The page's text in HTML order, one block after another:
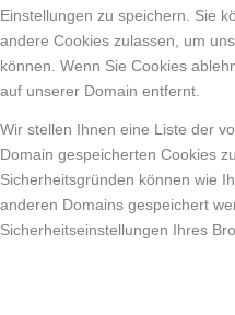
Einstellungen zu speichern. Sie
andere Cookies zulassen, um
können. Wenn Sie Cookies
auf unserer Domain entfernt.
Wir stellen Ihnen eine Liste der
Domain gespeicherten Cookies
Sicherheitsgründen können wie
anderen Domains gespeichert
Sicherheitseinstellungen Ihres